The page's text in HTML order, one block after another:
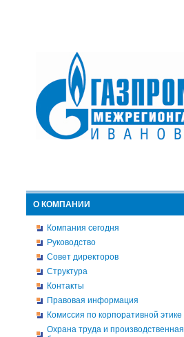
О КОМПАНИИ
Компания сегодня
Руководство
Совет директоров
Структура
Контакты
Правовая информация
Комиссия по корпоративной этике
Охрана труда и производственная